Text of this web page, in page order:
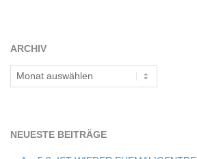
ARCHIV
Archiv
NEU­ESTE BEITRÄGE